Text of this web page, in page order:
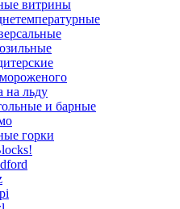
витрины
на льду
и барные
горки